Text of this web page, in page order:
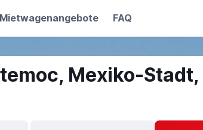
Mietwagenangebote FAQ
Mexiko-Stadt,